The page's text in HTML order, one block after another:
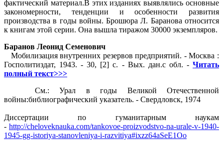
фактический материал.В этих изданиях выявлялись основные
закономерности, тенденции и особенности развития
производства в годы войны. Брошюра Л. Баранова относится
к книгам этой серии. Она вышла тиражом 30000 экземпляров.
Баранов Леонид Семенович
Мобилизация внутренних резервов предприятий. - Москва :
Госполитиздат, 1943. - 30, [2] с. - Вых. дан.с обл. - Читать
полный текст>>>
См.: Урал в годы Великой Отечественной
войны:библиографический указатель. - Свердловск, 1974
Диссертации по гуманитарным наукам
- http://cheloveknauka.com/tankovoe-proizvodstvo-na-urale-v-1940-
1945-gg-istoriya-stanovleniya-i-razvitiya#ixzz64aSeE1Oo